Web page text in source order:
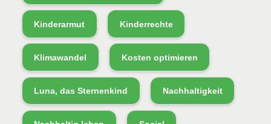
Kinderarmut Kinderrechte
Klimawandel Kosten optimieren
Luna, das Sternenkind Nachhaltigkeit